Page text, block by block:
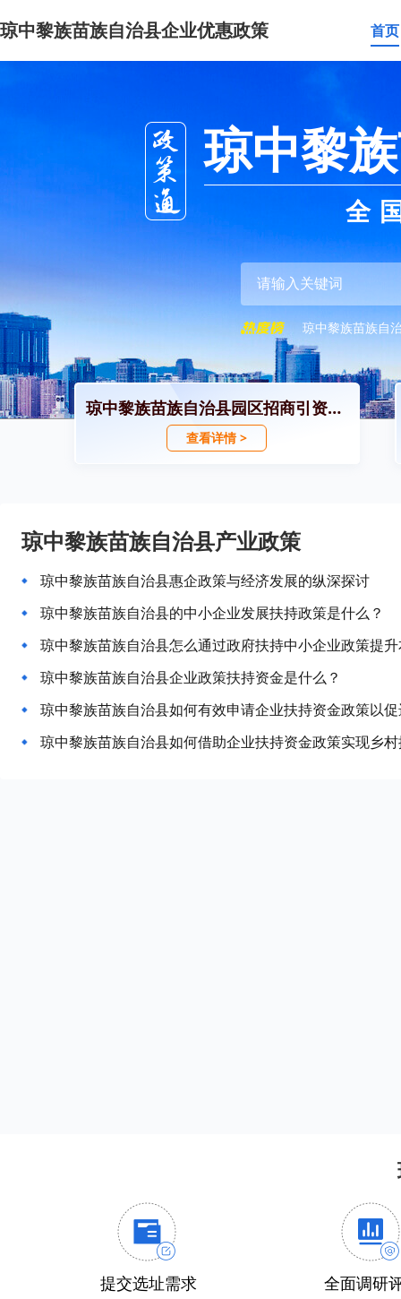
琼中黎族苗族自治县企业优惠政策 首页
琼中黎
全
琼中黎族苗族自
琼中黎族苗族自治县园区招商引资政策
查看详情 >
琼中黎族苗族自治县产业政策
琼中黎族苗族自治县惠企政策与经济发展的纵深探讨
琼中黎族苗族自治县的中小企业发展扶持政策是什么？
琼中黎族苗族自治县怎么通过政府扶持中小企业政策提
琼中黎族苗族自治县企业政策扶持资金是什么？
琼中黎族苗族自治县如何有效申请企业扶持资金政策以
琼中黎族苗族自治县如何借助企业扶持资金政策实现乡
提交选址需求 全面调研